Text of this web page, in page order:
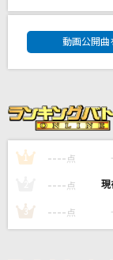
レミオロメン
ここにはない
乃木坂46
[生音]赤い風船
浅田美代子
SEKAI NO OWARI(世
Bombtrack [
動画公開曲
1 ---- 点
---- 点
3 ---- 点